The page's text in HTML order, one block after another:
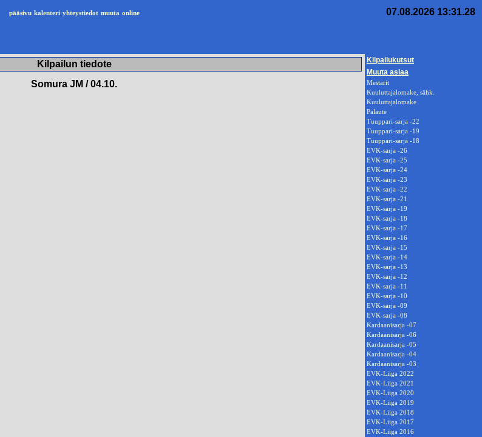
pääsivu kalenteri yhteystiedot muuta online 07.08.2026 13:31.28
Kilpailun tiedote
Somura JM / 04.10.
Kilpailukutsut
Muuta asiaa
Mestarit
Kuuluttajalomake, sähk.
Kuuluttajalomake
Palaute
Tuuppari-sarja -22
Tuuppari-sarja -19
Tuuppari-sarja -18
EVK-sarja -26
EVK-sarja -25
EVK-sarja -24
EVK-sarja -23
EVK-sarja -22
EVK-sarja -21
EVK-sarja -19
EVK-sarja -18
EVK-sarja -17
EVK-sarja -16
EVK-sarja -15
EVK-sarja -14
EVK-sarja -13
EVK-sarja -12
EVK-sarja -11
EVK-sarja -10
EVK-sarja -09
EVK-sarja -08
Kardaanisarja -07
Kardaanisarja -06
Kardaanisarja -05
Kardaanisarja -04
Kardaanisarja -03
EVK-Liiga 2022
EVK-Liiga 2021
EVK-Liiga 2020
EVK-Liiga 2019
EVK-Liiga 2018
EVK-Liiga 2017
EVK-Liiga 2016